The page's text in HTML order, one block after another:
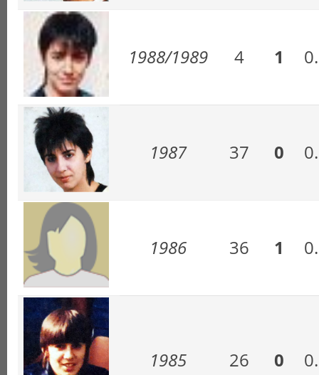
1988/1989 4 1
1987 37 0
1986 36 1
1985 26 0